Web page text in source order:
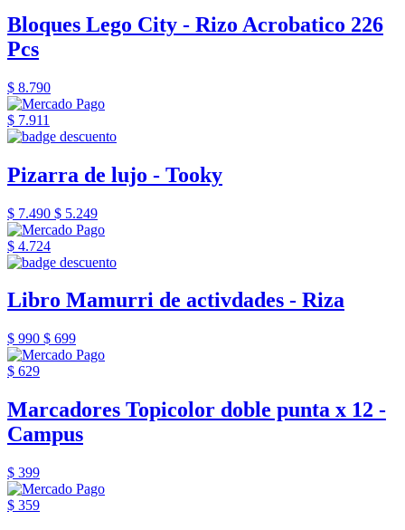
Bloques Lego City - Rizo Acrobatico 226
Pcs
$ 8.790
$ 7.911
Pizarra de lujo - Tooky
$ 7.490 $ 5.249
$ 4.724
Libro Mamurri de activdades - Riza
$ 990 $ 699
$ 629
Marcadores Topicolor doble punta x 12 -
Campus
$ 399
$ 359